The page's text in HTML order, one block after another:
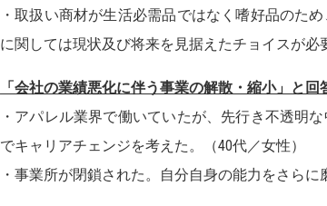
・取扱い商材が生活必需品ではなく嗜好品のた
に関しては現状及び将来を見据えたチョイスが必
「会社の業績悪化に伴う事業の解散・縮小」と回
・アパレル業界で働いていたが、先行き不透明
でキャリアチェンジを考えた。（40代／女性）
・事業所が閉鎖された。自分自身の能力をさら